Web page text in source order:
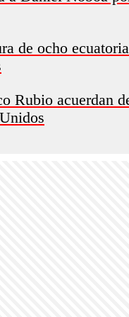
de ocho
Rubio acuerdan